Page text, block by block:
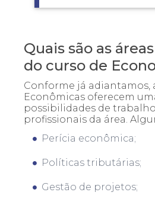
Quais são as
do curso de
Conforme já adiantamos,
Econômicas oferecem
possibilidades de
profissionais da área.
Perícia econômica;
Políticas tributárias;
Gestão de projetos;